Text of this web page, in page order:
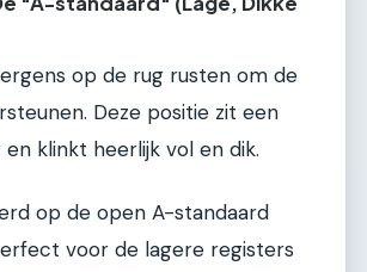
op de rug rusten om de
Deze positie zit een
klinkt heerlijk vol en dik.
op de open A-standaard
voor de lagere registers